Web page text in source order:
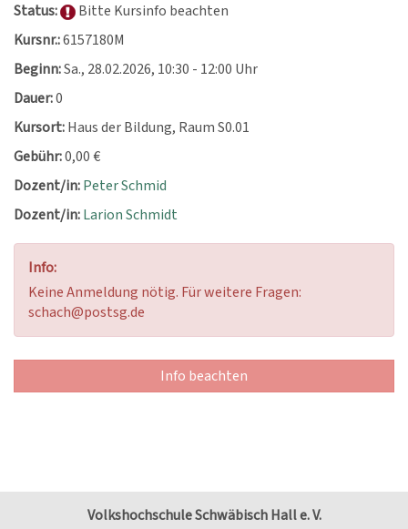
Status:
Bitte Kursinfo beachten
Kursnr.:6157180M
Beginn:Sa., 28.02.2026, 10:30 - 12:00 Uhr
Dauer:0
Kursort:Haus der Bildung, Raum S0.01
Gebühr:0,00 €
Dozent/in:Peter Schmid
Dozent/in:Larion Schmidt
Info:
Keine Anmeldung nötig. Für weitere Fragen:
schach@postsg.de
Info beachten
Volkshochschule Schwäbisch Hall e. V.